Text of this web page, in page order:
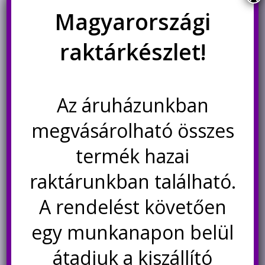
SYB-170 mini próbapanel
(breadboard) 170 pontos,
színes, sorolható
Opciók választása
Ennek
a
Próbapanel, 2 oldalas NYÁK,
furatgalvanizált
300Ft – 1.400 FtÁrtartomány:
300Ft
-
1.400Ft
Opciók választása
Magyarországi
raktárkészlet!
Az áruházunkban
megvásárolható összes
termék hazai
raktárunkban található.
A rendelést követően
egy munkanapon belül
átadjuk a kiszállító